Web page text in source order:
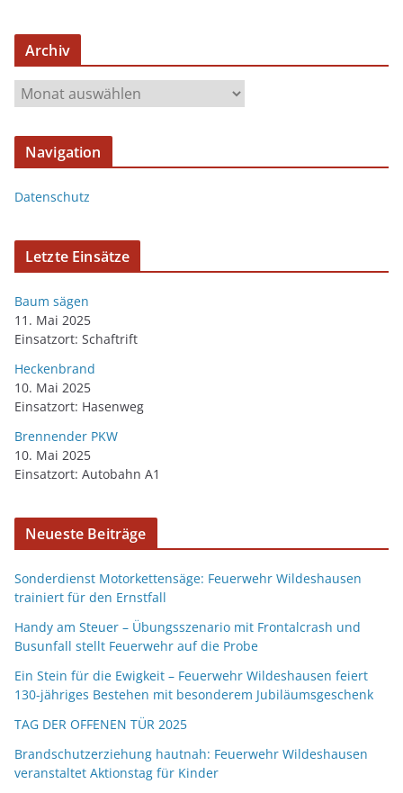
Archiv
Navigation
Datenschutz
Letzte Einsätze
Baum sägen
11. Mai 2025
Einsatzort: Schaftrift
Heckenbrand
10. Mai 2025
Einsatzort: Hasenweg
Brennender PKW
10. Mai 2025
Einsatzort: Autobahn A1
Neueste Beiträge
Sonderdienst Motorkettensäge: Feuerwehr Wildeshausen
trainiert für den Ernstfall
Handy am Steuer – Übungsszenario mit Frontalcrash und
Busunfall stellt Feuerwehr auf die Probe
Ein Stein für die Ewigkeit – Feuerwehr Wildeshausen feiert
130-jähriges Bestehen mit besonderem Jubiläumsgeschenk
TAG DER OFFENEN TÜR 2025
Brandschutzerziehung hautnah: Feuerwehr Wildeshausen
veranstaltet Aktionstag für Kinder